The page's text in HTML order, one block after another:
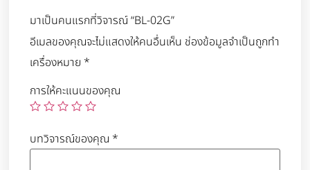
มาเป็นคนแรกที่วิจารณ์ “BL-02G”
อีเมลของคุณจะไม่แสดงให้คนอื่นเห็น ช่องข้อมูลจำเป็นถูกทำ
เครื่องหมาย *
การให้คะแนนของคุณ
บทวิจารณ์ของคุณ *